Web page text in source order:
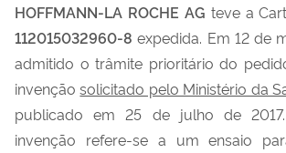
HOFFMANN-LA ROCHE AG teve a
112015032960-8 expedida. Em 12 de
admitido o trâmite prioritário do
invençãosolicitado pelo Ministério da
publicado em 25 de julho de
invenção refere-se a um ensaio